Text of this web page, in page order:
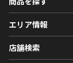
エリア情報
店舗検索